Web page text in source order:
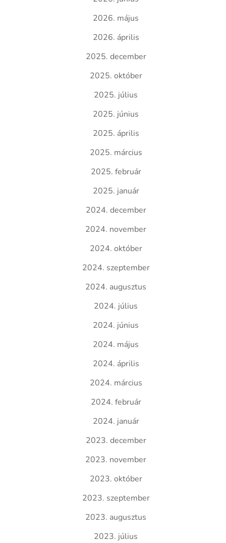
2026. május
2026. április
2025. december
2025. október
2025. július
2025. június
2025. április
2025. március
2025. február
2025. január
2024. december
2024. november
2024. október
2024. szeptember
2024. augusztus
2024. július
2024. június
2024. május
2024. április
2024. március
2024. február
2024. január
2023. december
2023. november
2023. október
2023. szeptember
2023. augusztus
2023. július